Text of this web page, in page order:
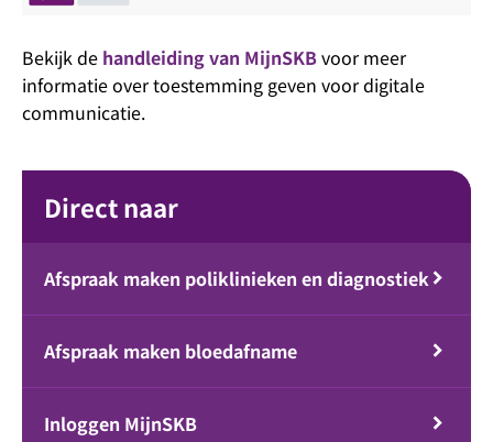
Bekijk de handleiding van MijnSKBvoor meer
informatie over toestemming geven voor digitale
communicatie.
Direct naar
Afspraak maken poliklinieken en diagnostiek
Afspraak maken bloedafname
Inloggen MijnSKB